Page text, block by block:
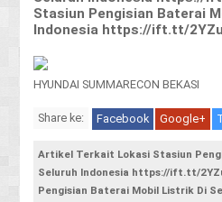
Stasiun Pengisian Baterai
Indonesia https://ift.tt/
HYUNDAI SUMMARECON BEKASI
Share ke: Facebook Google+
Artikel Terkait Lokasi Stasiun
Seluruh Indonesia https://ift.tt/
Pengisian Baterai Mobil Listrik Di